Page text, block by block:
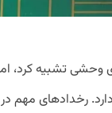
وحشی تشبیه کرد،
رخدادهای مهم در